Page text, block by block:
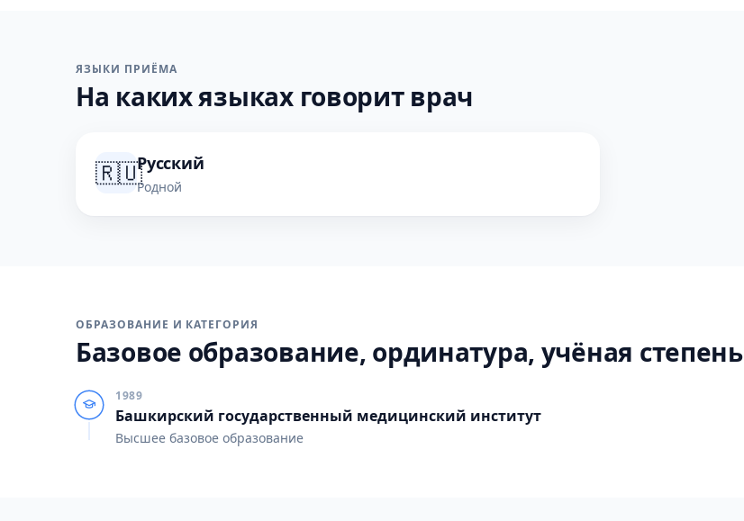
ЯЗЫКИ ПРИЁМА
На каких языках говорит врач
🇷🇺Русский
Родной
ОБРАЗОВАНИЕ И КАТЕГОРИЯ
Базовое образование, ординатура, учёная степень
1989
Башкирский государственный медицинский институт
Высшее базовое образование